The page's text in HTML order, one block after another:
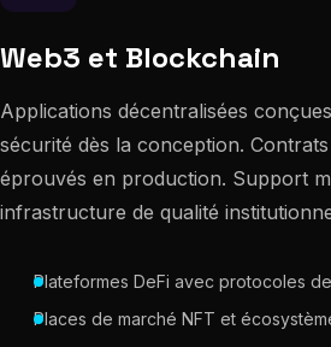
Web3 et Blockchain
Applications décentralisées
sécurité dès la conception.
éprouvés en production. Support
infrastructure de qualité
Plateformes DeFi avec protocoles
Places de marché NFT et